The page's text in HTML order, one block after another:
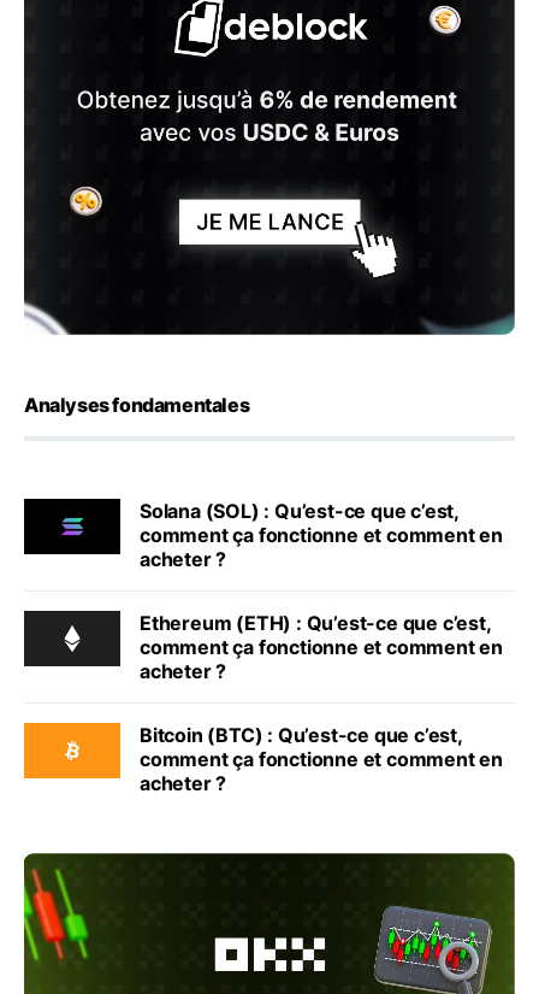
Analyses fondamentales
Solana (SOL) : Qu’est-ce que c’est,
comment ça fonctionne et comment en
acheter ?
Ethereum (ETH) : Qu’est-ce que c’est,
comment ça fonctionne et comment en
acheter ?
Bitcoin (BTC) : Qu’est-ce que c’est,
comment ça fonctionne et comment en
acheter ?